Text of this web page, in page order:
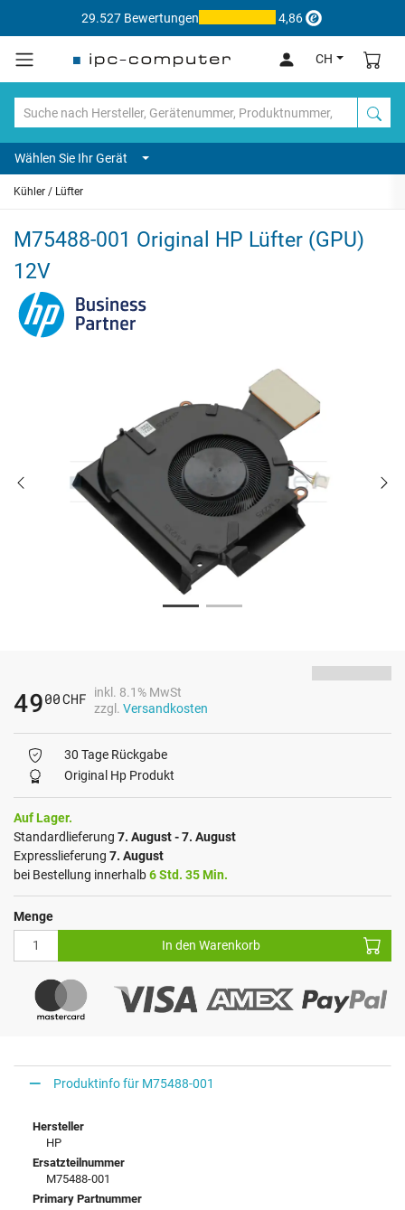
29.527 Bewertungen 4,86
CH
Wählen Sie Ihr Gerät
Kühler / Lüfter
M75488-001 Original HP Lüfter (GPU)
12V
4900CHF
inkl. 8.1% MwSt
zzgl. Versandkosten
30 Tage Rückgabe
Original Hp Produkt
Auf Lager.
Standardlieferung 7. August - 7. August
Expresslieferung 7. August
bei Bestellung innerhalb6 Std. 35 Min.
Menge
In den Warenkorb
Produktinfo für M75488-001
Hersteller
HP
Ersatzteilnummer
M75488-001
Primary Partnummer